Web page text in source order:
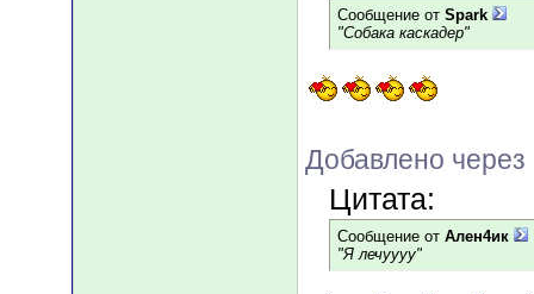
Сообщение от Spark
"Собака каскадер"
Добавлено
Цитата:
Сообщение от Ален4ик
"Я лечуууу"